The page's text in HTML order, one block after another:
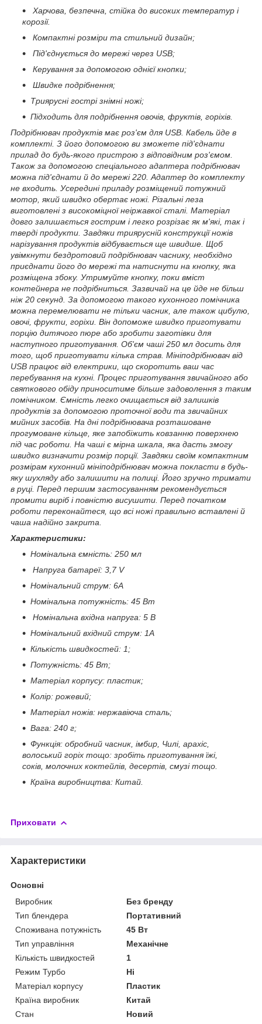
Харчова, безпечна, стійка до високих температур і
корозії.
Компактні розміри та стильний дизайн;
Під'єднується до мережі через USB;
Керування за допомогою однієї кнопки;
Швидке подрібнення;
Триярусні гострі знімні ножі;
Підходить для подрібнення овочів, фруктів, горіхів.
Подрібнювач продуктів має роз'єм для USB. Кабель йде в
комплекті. З його допомогою ви зможете під'єднати
прилад до будь-якого пристрою з відповідним роз'ємом.
Також за допомогою спеціального адаптера подрібнювач
можна під'єднати й до мережі 220. Адаптер до комплекту
не входить. Усередині приладу розміщений потужний
мотор, який швидко обертає ножі. Різальні леза
виготовлені з високоміцної неіржавкої сталі. Матеріал
довго залишається гострим і легко розрізає як м'які, так і
тверді продукти. Завдяки триярусній конструкції ножів
нарізування продуктів відбувається ще швидше. Щоб
увімкнути бездротовий подрібнювач часнику, необхідно
приєднати його до мережі та натиснути на кнопку, яка
розміщена збоку. Утримуйте кнопку, поки вміст
контейнера не подрібниться. Зазвичай на це йде не більш
ніж 20 секунд. За допомогою такого кухонного помічника
можна перемелювати не тільки часник, але також цибулю,
овочі, фрукти, горіхи. Він допоможе швидко приготувати
порцію дитячого пюре або зробити заготівки для
наступного приготування. Об'єм чаші 250 мл досить для
того, щоб приготувати кілька страв. Мініподрібнювач від
USB працює від електрики, що скоротить ваш час
перебування на кухні. Процес приготування звичайного або
святкового обіду приноситиме більше задоволення з таким
помічником. Ємність легко очищається від залишків
продуктів за допомогою проточної води та звичайних
мийних засобів. На дні подрібнювача розташоване
прогумоване кільце, яке запобіжить ковзанню поверхнею
під час роботи. На чаші є мірна шкала, яка дасть змогу
швидко визначити розмір порції. Завдяки своїм компактним
розмірам кухонний мініподрібнювач можна покласти в будь-
яку шухляду або залишити на полиці. Його зручно тримати
в руці. Перед першим застосуванням рекомендується
промити виріб і повністю висушити. Перед початком
роботи переконайтеся, що всі ножі правильно вставлені й
чаша надійно закрита.
Характеристики:
Номінальна ємність: 250 мл
Напруга батареї: 3,7 V
Номінальний струм: 6A
Номінальна потужність: 45 Вт
Номінальна вхідна напруга: 5 В
Номінальний вхідний струм: 1A
Кількість швидкостей: 1;
Потужність: 45 Вт;
Матеріал корпусу: пластик;
Колір: рожевий;
Матеріал ножів: нержавіюча сталь;
Вага: 240 г;
Функція: обробний часник, імбир, Чилі, арахіс,
волоський горіх тощо: зробіть приготування їжі,
соків, молочних коктейлів, десертів, смузі тощо.
Країна виробництва: Китай.
Приховати
Характеристики
Основні
Виробник
Без бренду
Тип блендера
Портативний
Споживана потужність
45 Вт
Тип управління
Механічне
Кількість швидкостей
1
Режим Турбо
Ні
Матеріал корпусу
Пластик
Країна виробник
Китай
Стан
Новий